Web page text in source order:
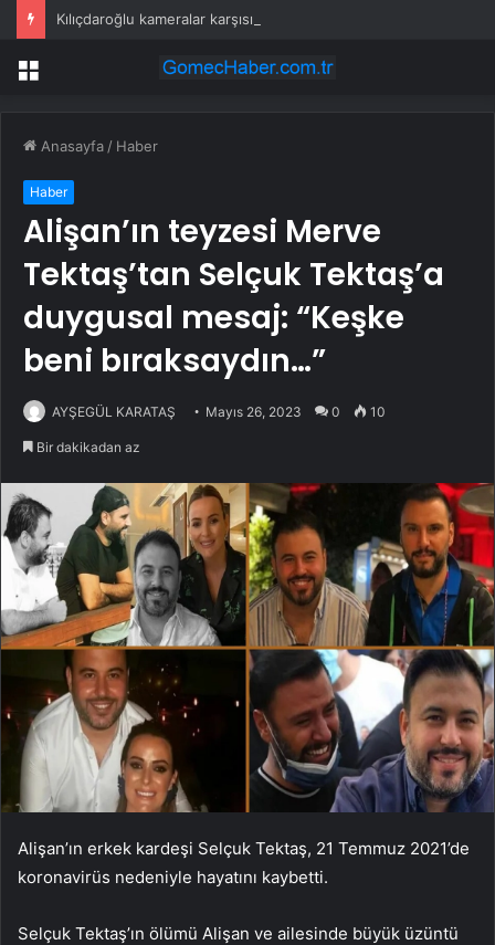
Menü
Anasayfa / Haber
Haber
Alişan’ın teyzesi Merve
Tektaş’tan Selçuk Tektaş’a
duygusal mesaj: “Keşke
beni bıraksaydın…”
AYŞEGÜL KARATAŞ Mayıs 26, 2023 0 10
Bir dakikadan az
Alişan’ın erkek kardeşi Selçuk Tektaş, 21 Temmuz 2021’de
koronavirüs nedeniyle hayatını kaybetti.
Selçuk Tektaş’ın ölümü Alişan ve ailesinde büyük üzüntü